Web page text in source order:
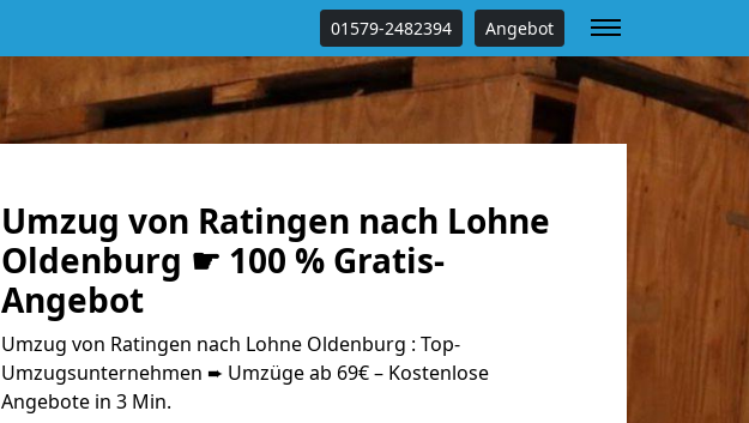
01579-2482394 Angebot
Umzug von Ratingen nach Lohne
Oldenburg ☛ 100 % Gratis-
Angebot
Umzug von Ratingen nach Lohne Oldenburg : Top-
Umzugsunternehmen ➨ Umzüge ab 69€ – Kostenlose
Angebote in 3 Min.